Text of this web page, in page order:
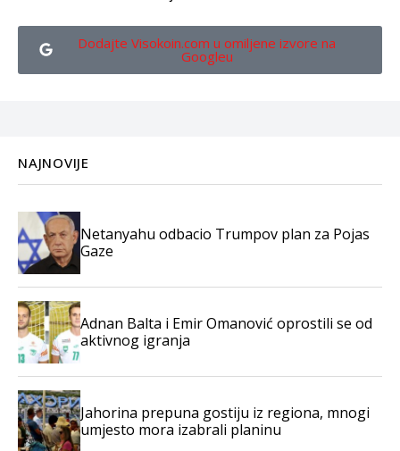
Dodajte Visokoin.com u omiljene izvore na
Googleu
NAJNOVIJE
Netanyahu odbacio Trumpov plan za Pojas
Gaze
Adnan Balta i Emir Omanović oprostili se od
aktivnog igranja
Jahorina prepuna gostiju iz regiona, mnogi
umjesto mora izabrali planinu